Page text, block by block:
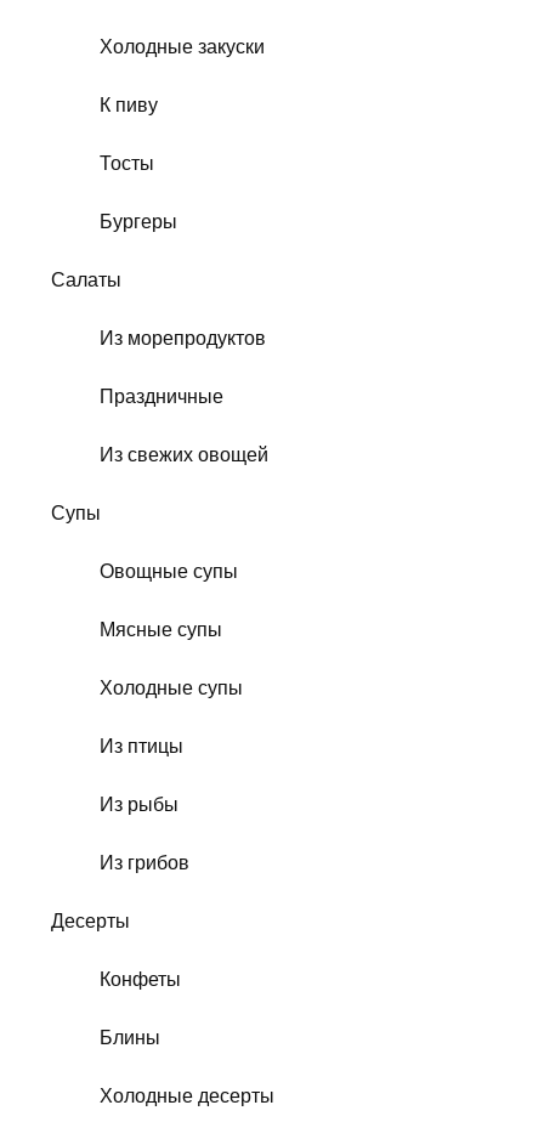
Холодные закуски
К пиву
Тосты
Бургеры
Салаты
Из морепродуктов
Праздничные
Из свежих овощей
Супы
Овощные супы
Мясные супы
Холодные супы
Из птицы
Из рыбы
Из грибов
Десерты
Конфеты
Блины
Холодные десерты